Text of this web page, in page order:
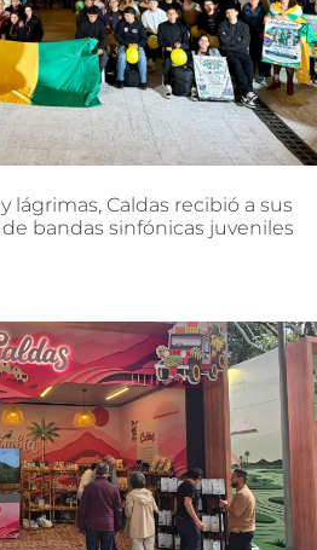
y lágrimas, Caldas recibió a sus
de bandas sinfónicas juveniles